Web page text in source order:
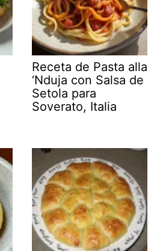
Receta de Pasta alla
‘Nduja con Salsa de
Setola para
Soverato, Italia